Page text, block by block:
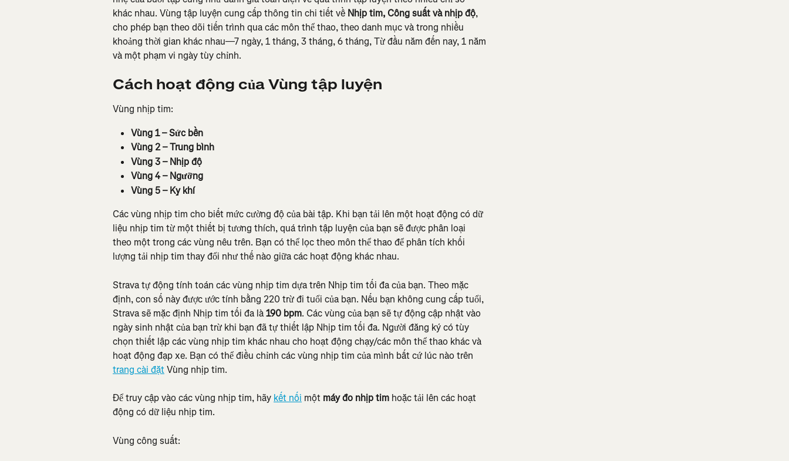
khác nhau. Vùng tập luyện cung cấp thông tin chi tiết về Nhịp tim, Công suất và nhịp độ,
cho phép bạn theo dõi tiến trình qua các môn thể thao, theo danh mục và trong nhiều
khoảng thời gian khác nhau—7 ngày, 1 tháng, 3 tháng, 6 tháng, Từ đầu năm đến nay, 1 năm
và một phạm vi ngày tùy chỉnh.
Cách hoạt động của Vùng tập luyện
Vùng nhịp tim:
Vùng 1 – Sức bền
Vùng 2 – Trung bình
Vùng 3 – Nhịp độ
Vùng 4 – Ngưỡng
Vùng 5 – Kỵ khí
Các vùng nhịp tim cho biết mức cường độ của bài tập. Khi bạn tải lên một hoạt động có dữ
liệu nhịp tim từ một thiết bị tương thích, quá trình tập luyện của bạn sẽ được phân loại
theo một trong các vùng nêu trên. Bạn có thể lọc theo môn thể thao để phân tích khối
lượng tải nhịp tim thay đổi như thế nào giữa các hoạt động khác nhau.
Strava tự động tính toán các vùng nhịp tim dựa trên Nhịp tim tối đa của bạn. Theo mặc
định, con số này được ước tính bằng 220 trừ đi tuổi của bạn. Nếu bạn không cung cấp tuổi,
Strava sẽ mặc định Nhịp tim tối đa là 190 bpm. Các vùng của bạn sẽ tự động cập nhật vào
ngày sinh nhật của bạn trừ khi bạn đã tự thiết lập Nhịp tim tối đa. Người đăng ký có tùy
chọn thiết lập các vùng nhịp tim khác nhau cho hoạt động chạy/các môn thể thao khác và
hoạt động đạp xe. Bạn có thể điều chỉnh các vùng nhịp tim của mình bất cứ lúc nào trên
trang cài đặt Vùng nhịp tim.
Để truy cập vào các vùng nhịp tim, hãy kết nối một máy đo nhịp tim hoặc tải lên các hoạt
động có dữ liệu nhịp tim.
Vùng công suất: